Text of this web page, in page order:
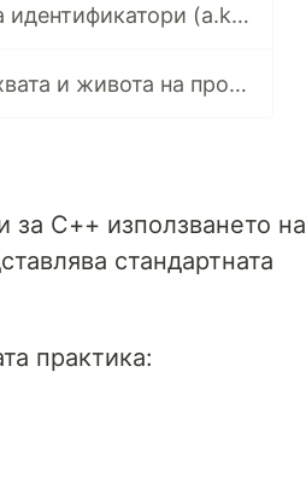
CODE TIPS #4 — Именуване на идентификатори (a.k.a “Спрете с ‘br’ и подобни”)
CODE TIPS #5 — Намалете обхвата и живота на променливите си
C++ използването на
стандартната
практика: